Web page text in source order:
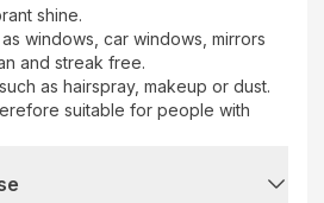
shine.
windows, car windows, mirrors
and streak free.
as hairspray, makeup or dust.
suitable for people with